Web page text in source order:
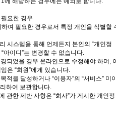
요한 경우
여 필요한 경우로서 특정 개인을 식별할
시스템을 통해 언제든지 본인의 “개인정
“아이디”는 변경할 수 없습니다.
되었을 경우 온라인으로 수정해야 하며 ,
은 “회원”에게 있습니다.
적을 달성하거나 “이용자”의 “서비스” 미
하여 보관합니다.
관한 제반 사항은 “회사”가 게시한 개인정